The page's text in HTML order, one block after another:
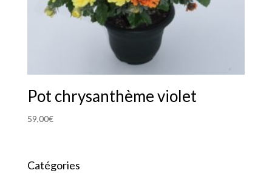
Pot chrysanthème violet
59,00€
Catégories